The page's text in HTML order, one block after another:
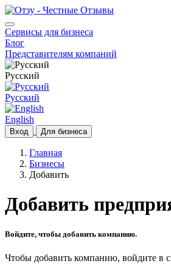
Сервисы для бизнеса
Блог
Представителям компаний
Русский
Русский
English
Вход Для бизнеса
Главная
Бизнесы
Добавить
Добавить
Войдите, чтобы добавить компанию.
Чтобы добавить компанию, войдите в